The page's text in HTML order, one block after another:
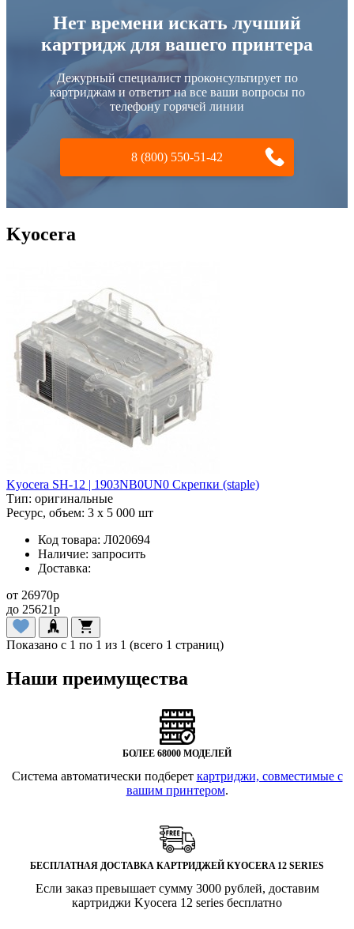
Нет времени искать лучший
картридж для вашего принтера
Дежурный специалист проконсультирует по
картриджам и ответит на все ваши вопросы по
телефону горячей линии
8 (800) 550-51-42
Kyocera
Kyocera SH-12 | 1903NB0UN0 Скрепки (staple)
Тип: оригинальные
Ресурс, объем: 3 x 5 000 шт
Код товара: Л020694
Наличие: запросить
Доставка:
от 26970p
до 25621p
Показано с 1 по 1 из 1 (всего 1 страниц)
Наши преимущества
БОЛЕЕ 68000 МОДЕЛЕЙ
Система автоматически подберет картриджи, совместимые с
вашим принтером.
БЕСПЛАТНАЯ ДОСТАВКА КАРТРИДЖЕЙ KYOCERA 12 SERIES
Если заказ превышает сумму 3000 рублей, доставим
картриджи Kyocera 12 series бесплатно